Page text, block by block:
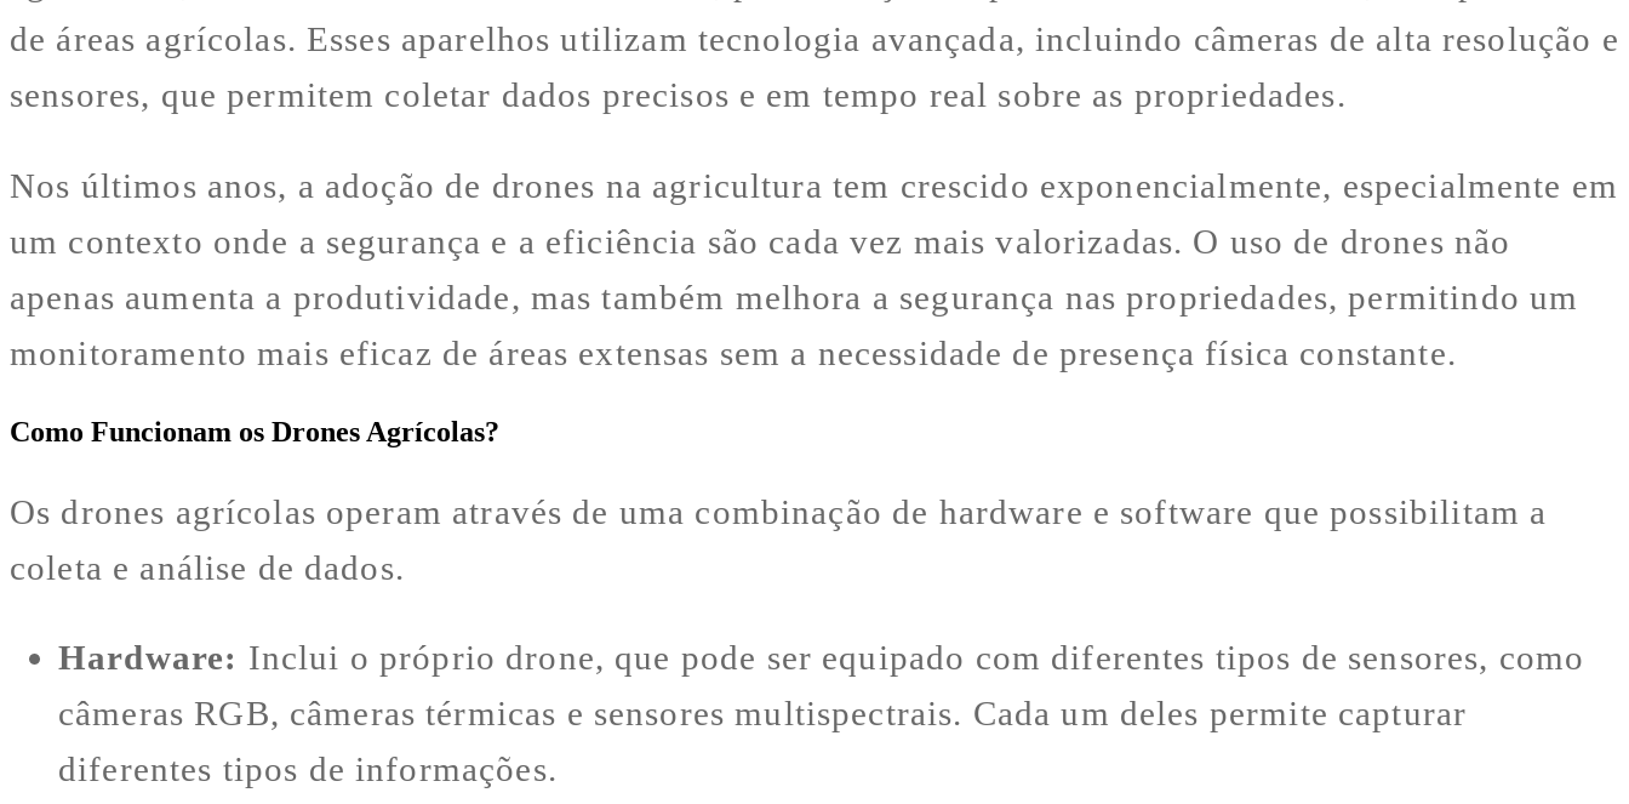
de áreas agrícolas. Esses aparelhos utilizam tecnologia avançada, incluindo câmeras de alta resolução e
sensores, que permitem coletar dados precisos e em tempo real sobre as propriedades.
Nos últimos anos, a adoção de drones na agricultura tem crescido exponencialmente, especialmente em
um contexto onde a segurança e a eficiência são cada vez mais valorizadas. O uso de drones não
apenas aumenta a produtividade, mas também melhora a segurança nas propriedades, permitindo um
monitoramento mais eficaz de áreas extensas sem a necessidade de presença física constante.
Como Funcionam os Drones Agrícolas?
Os drones agrícolas operam através de uma combinação de hardware e software que possibilitam a
coleta e análise de dados.
Hardware: Inclui o próprio drone, que pode ser equipado com diferentes tipos de sensores, como
câmeras RGB, câmeras térmicas e sensores multispectrais. Cada um deles permite capturar
diferentes tipos de informações.